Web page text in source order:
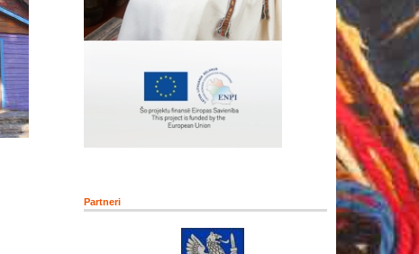
Partneri